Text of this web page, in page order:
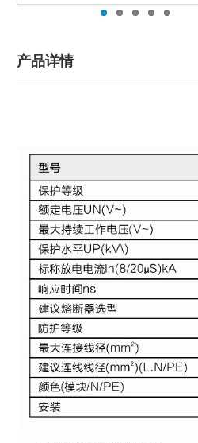
产品详情